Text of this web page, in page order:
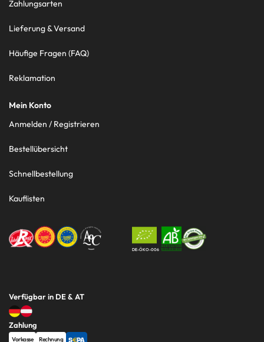
Zahlungsarten
Lieferung & Versand
Häufige Fragen (FAQ)
Reklamation
Mein Konto
Anmelden / Registrieren
Bestellübersicht
Schnellbestellung
Kauflisten
DE-ÖKO-006
Verfügbar in DE & AT
Zahlung
Vorkasse Rechnung